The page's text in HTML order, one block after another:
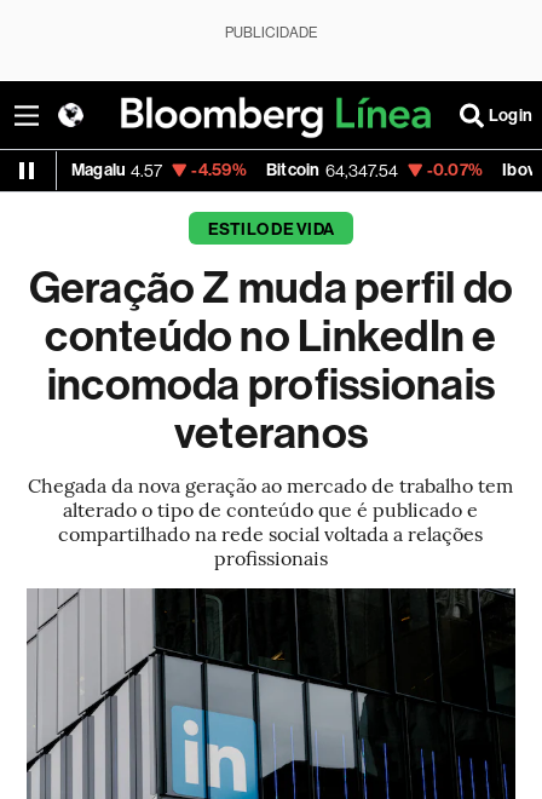
PUBLICIDADE
Login
PN 42.13 +0.48% Vale ON 75.39 -1.66% Itaú PN
ESTILO DE VIDA
Geração Z muda perfil do
conteúdo no LinkedIn e
incomoda profissionais
veteranos
Chegada da nova geração ao mercado de trabalho tem
alterado o tipo de conteúdo que é publicado e
compartilhado na rede social voltada a relações
profissionais